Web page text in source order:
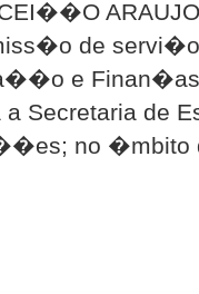
de
e
Secretaria de
no �mbito